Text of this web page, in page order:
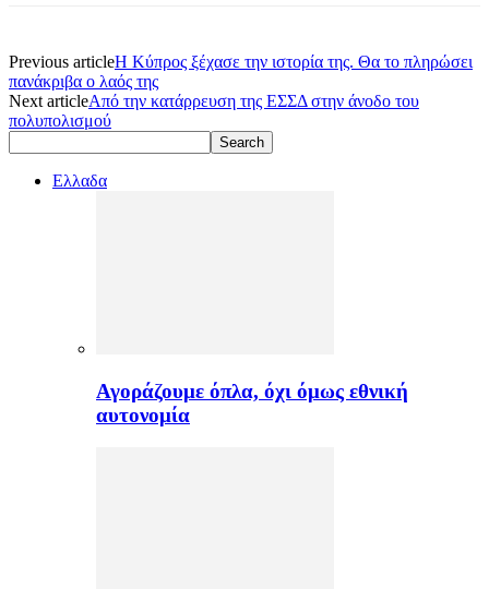
Previous articleΗ Κύπρος ξέχασε την ιστορία της. Θα το πληρώσει
πανάκριβα ο λαός της
Next articleΑπό την κατάρρευση της ΕΣΣΔ στην άνοδο του
πολυπολισμού
Ελλαδα
Αγοράζουμε όπλα, όχι όμως εθνική
αυτονομία